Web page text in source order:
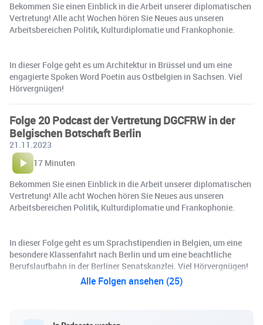
Bekommen Sie einen Einblick in die Arbeit unserer diplomatischen
Vertretung! Alle acht Wochen hören Sie Neues aus unseren
Arbeitsbereichen Politik, Kulturdiplomatie und Frankophonie.
In dieser Folge geht es um Architektur in Brüssel und um eine
engagierte Spoken Word Poetin aus Ostbelgien in Sachsen. Viel
Hörvergnügen!
Folge 20 Podcast der Vertretung DGCFRW in der
Belgischen Botschaft Berlin
21.11.2023
17 Minuten
Bekommen Sie einen Einblick in die Arbeit unserer diplomatischen
Vertretung! Alle acht Wochen hören Sie Neues aus unseren
Arbeitsbereichen Politik, Kulturdiplomatie und Frankophonie.
In dieser Folge geht es um Sprachstipendien in Belgien, um eine
besondere Klassenfahrt nach Berlin und um eine beachtliche
Berufslaufbahn in der Berliner Senatskanzlei. Viel Hörvergnügen!
Alle Folgen ansehen (25)